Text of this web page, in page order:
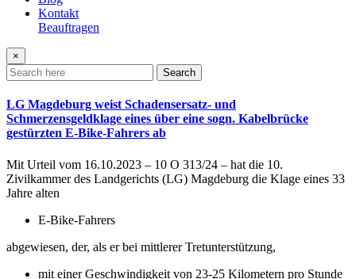
Kontakt
Beauftragen
×
Search
LG Magdeburg weist Schadensersatz- und
Schmerzensgeldklage eines über eine sogn. Kabelbrücke
gestürzten E-Bike-Fahrers ab
Mit Urteil vom 16.10.2023 – 10 O 313/24 – hat die 10.
Zivilkammer des Landgerichts (LG) Magdeburg die Klage eines 33
Jahre alten
E-Bike-Fahrers
abgewiesen, der, als er bei mittlerer Tretunterstützung,
mit einer Geschwindigkeit von 23-25 Kilometern pro Stunde